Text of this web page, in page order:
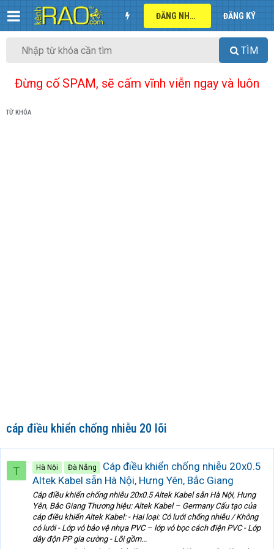
ĐĂNG NHẬP ĐĂNG KÝ
TÌM
Đừng cố SPAM, sẽ cấm vĩnh viễn ngay và luôn
TỪ KHÓA
cáp điều khiển chống nhiễu 20 lõi
T Hà Nội Đà Nẵng
Cáp điều khiển chống nhiễu 20x0.5
Altek Kabel sẵn Hà Nội, Hưng Yên, Bắc Giang
Cáp điều khiển chống nhiễu 20x0.5 Altek Kabel sẵn Hà Nội, Hưng
Yên, Bắc Giang Thương hiệu: Altek Kabel – Germany Cấu tạo của
cáp điều khiển Altek Kabel: - Hai loại: Có lưới chống nhiễu / Không
có lưới - Lớp vỏ bảo vệ nhựa PVC – lớp vỏ bọc cách điện PVC - Lớp
dây độn PP gia cường - Lõi gồm...